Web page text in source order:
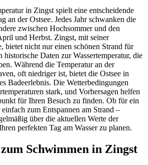
in Zingst spielt eine entscheidende
an der Ostsee. Jedes Jahr schwanken die
zwischen Hochsommer und den
und Herbst. Zingst, mit seiner
bietet nicht nur einen schönen Strand für
historische Daten zur Wassertemperatur, die
Während die Temperatur an der
oft niedriger ist, bietet die Ostsee in
Badeerlebnis. Die Wetterbedingungen
stark, und Vorhersagen helfen
für Ihren Besuch zu finden. Ob für ein
zum Entspannen am Strand –
über die aktuellen Werte der
perfekten Tag am Wasser zu planen.
Schwimmen in Zingst